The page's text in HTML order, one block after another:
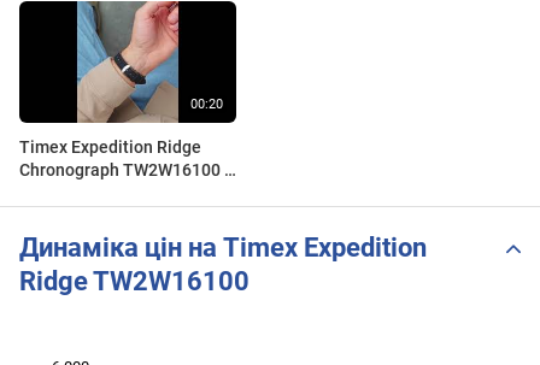
Timex Expedition Ridge
Chronograph TW2W16100 •
Динаміка цін на Timex Expedition
Ridge TW2W16100